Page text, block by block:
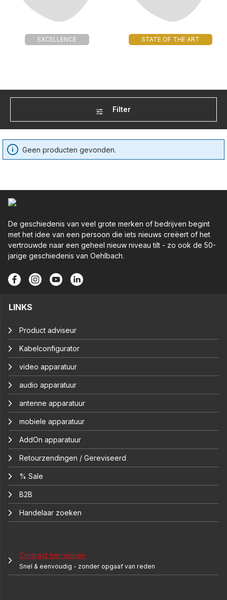
EXCELLENCE STATE OF THE ART
Filter
Geen producten gevonden.
De geschiedenis van veel grote merken of bedrijven begint
met het idee van een persoon die iets nieuws creëert of het
vertrouwde naar een geheel nieuw niveau tilt - zo ook de 50-
jarige geschiedenis van Oehlbach.
LINKS
Product adviseur
Kabelconfigurator
video apparatuur
audio apparatuur
antenne apparatuur
mobiele apparatuur
AddOn apparatuur
Retourzendingen / Gereviseerd
% Sale
B2B
Handelaar zoeken
Contract herroepen
Snel & eenvoudig - zonder opgaaf van reden